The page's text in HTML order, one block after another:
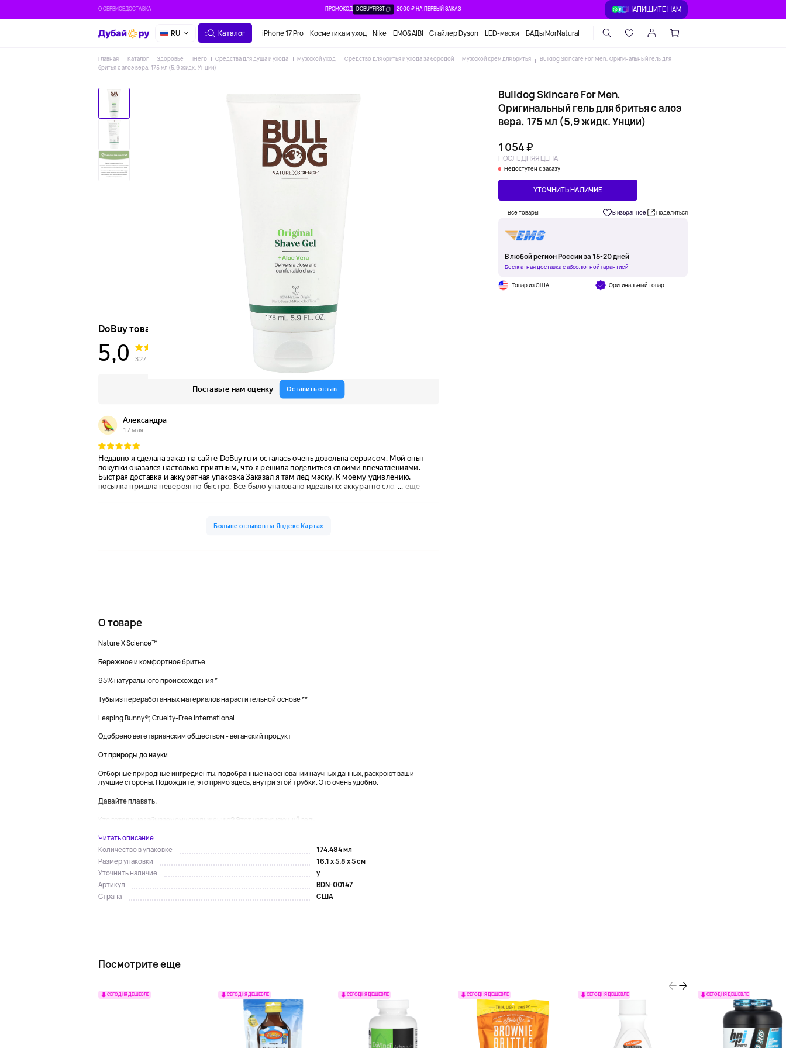
О СЕРВИСЕДОСТАВКА ПРОМОКОД DOBUYFIRST -2000 ₽ НА ПЕРВЫЙ ЗАКАЗ НАПИШИТЕ НАМ
RU Каталог iPhone 17 Pro Косметика и уход Nike EMO&AIBI Стайлер Dyson LED-маски БАДы MorNatural
Главная Каталог Здоровье IHerb Средства для душа и ухода Мужской уход Средство для бритья и ухода за бородой Мужской крем для бритья
Bulldog Skincare For Men, Оригинальный гель для
бритья с алоэ вера, 175 мл (5,9 жидк. Унции)
Bulldog Skincare For Men,
Оригинальный гель для бритья с алоэ
вера, 175 мл (5,9 жидк. Унции)
1 054 ₽
ПОСЛЕДНЯЯ ЦЕНА
Недоступен к заказу
УТОЧНИТЬ НАЛИЧИЕ
Все товары В избранное Поделиться
В любой регион России за 15-20 дней
Бесплатная доставка с абсолютной гарантией
Товар из США Оригинальный товар
О товаре
Nature X Science™
Бережное и комфортное бритье
95% натурального происхождения *
Тубы из переработанных материалов на растительной основе **
Leaping Bunny®; Cruelty-Free International
Одобрено вегетарианским обществом - веганский продукт
От природы до науки
Отборные природные ингредиенты, подобранные на основании научных данных, раскроют ваши
лучшие стороны. Подождите, это прямо здесь, внутри этой трубки. Это очень удобно.
Давайте плавать.
Кто готов к незабываемому скольжению? Этот увлажняющий гель...
Читать описание
Количество в упаковке
174.484 мл
Размер упаковки
16.1 x 5.8 x 5 см
Уточнить наличие
y
Артикул
BDN-00147
Страна
США
Посмотрите еще
СЕГОДНЯ ДЕШЕВЛЕ СЕГОДНЯ ДЕШЕВЛЕ СЕГОДНЯ ДЕШЕВЛЕ СЕГОДНЯ ДЕШЕВЛЕ СЕГОДНЯ ДЕШЕВЛЕ СЕГОДНЯ ДЕШЕВЛЕ